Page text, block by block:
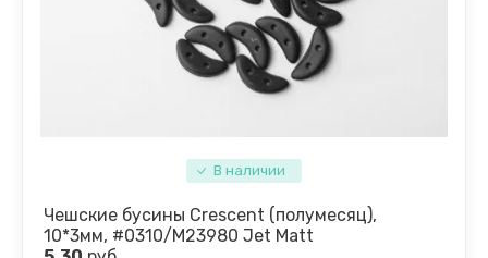
В наличии
Чешские бусины Crescent (полумесяц),
10*3мм, #0310/M23980 Jet Matt